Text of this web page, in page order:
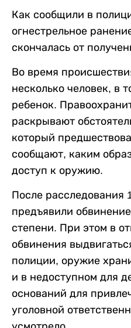
Как сообщили в
огнестрельное
скончалась от
Во время
несколько человек, в
ребенок.
раскрывают
который
сообщают, каким
доступ к оружию.
После расследования
предъявили
степени. При этом в
обвинения
полиции, оружие
и в недоступном для
оснований для
уголовной